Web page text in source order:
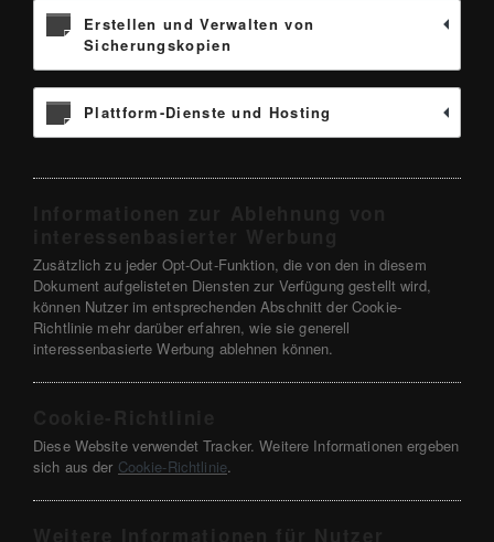
Erstellen und Verwalten von
Sicherungskopien
Plattform-Dienste und Hosting
Zusätzlich zu jeder Opt-Out-Funktion, die von den in diesem
Dokument aufgelisteten Diensten zur Verfügung gestellt wird,
können Nutzer im entsprechenden Abschnitt der Cookie-
Richtlinie mehr darüber erfahren, wie sie generell
interessenbasierte Werbung ablehnen können.
Diese Website verwendet Tracker. Weitere Informationen ergeben
sich aus der Cookie-Richtlinie.